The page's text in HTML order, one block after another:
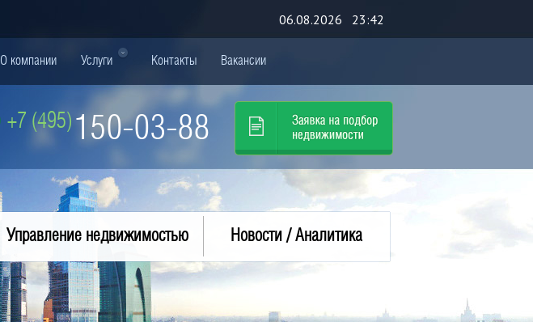
06.08.2026 23:42
О компании Услуги Контакты Вакансии
+7 (495) 150-03-88
Управление недвижимостью Новости / Аналитика